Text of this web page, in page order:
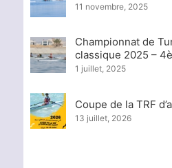
11 novembre, 2025
Championnat de
classique 2025 –
1 juillet, 2025
Coupe de la TRF
13 juillet, 2026